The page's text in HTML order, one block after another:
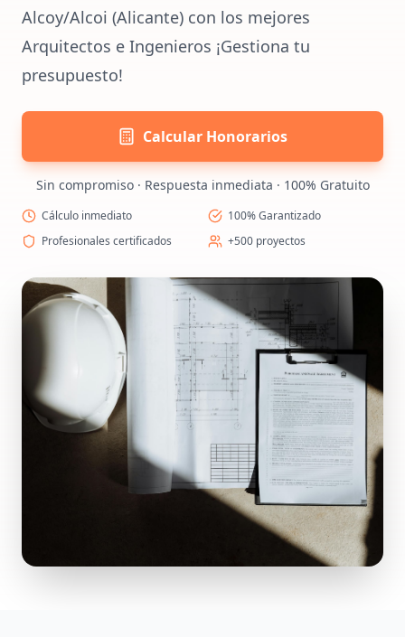
Alcoy/Alcoi (Alicante) con los mejores
Arquitectos e Ingenieros ¡Gestiona tu
presupuesto!
Calcular Honorarios
Sin compromiso · Respuesta inmediata · 100% Gratuito
Cálculo inmediato
100% Garantizado
Profesionales certificados
+500 proyectos